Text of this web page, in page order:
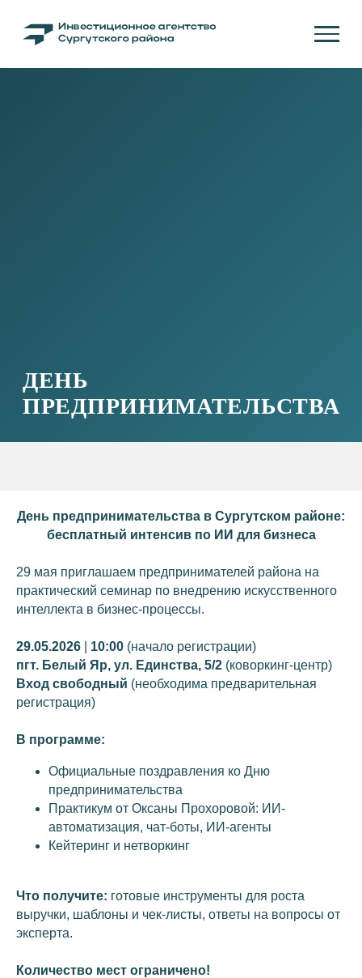
День предпринимательства в Сургутском районе:
бесплатный интенсив по ИИ для бизнеса
29 мая приглашаем предпринимателей района на
практический семинар по внедрению искусственного
интеллекта в бизнес-процессы.
29.05.2026 10:00 (начало регистрации)
пгт. Белый Яр, ул. Единства, 5/2 (коворкинг-центр)
Вход свободный (необходима предварительная
регистрация)
В программе:
Официальные поздравления ко Дню
предпринимательства
Практикум от Оксаны Прохоровой: ИИ-
автоматизация, чат-боты, ИИ-агенты
Кейтеринг и нетворкинг
Что получите: готовые инструменты для роста
выручки, шаблоны и чек-листы, ответы на вопросы от
эксперта.
️Количество мест ограничено!